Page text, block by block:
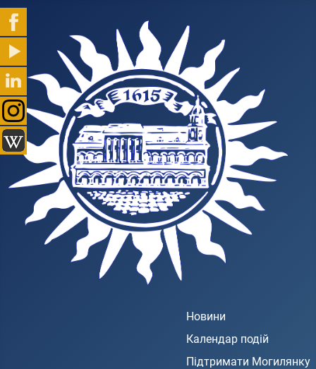
Новини
Календар подій
Підтримати Могилянку